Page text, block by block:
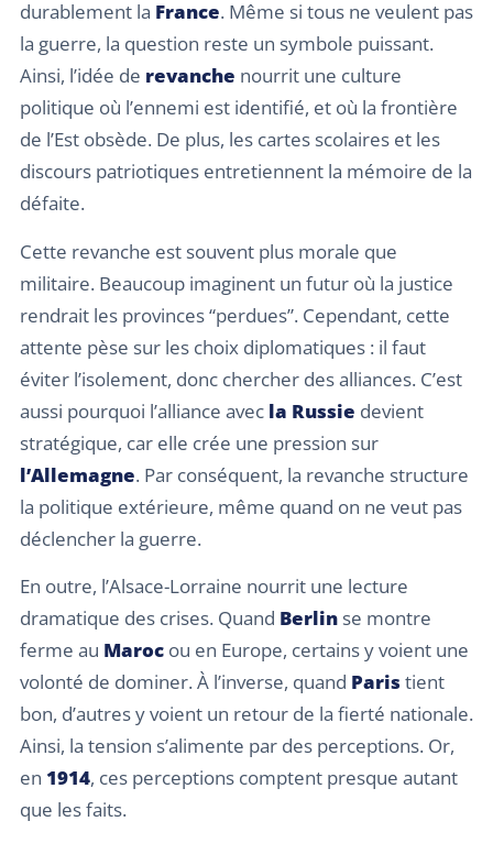
durablement la France. Même si tous ne veulent pas
la guerre, la question reste un symbole puissant.
Ainsi, l’idée de revanche nourrit une culture
politique où l’ennemi est identifié, et où la frontière
de l’Est obsède. De plus, les cartes scolaires et les
discours patriotiques entretiennent la mémoire de la
défaite.
Cette revanche est souvent plus morale que
militaire. Beaucoup imaginent un futur où la justice
rendrait les provinces “perdues”. Cependant, cette
attente pèse sur les choix diplomatiques : il faut
éviter l’isolement, donc chercher des alliances. C’est
aussi pourquoi l’alliance avec la Russie devient
stratégique, car elle crée une pression sur
l’Allemagne. Par conséquent, la revanche structure
la politique extérieure, même quand on ne veut pas
déclencher la guerre.
En outre, l’Alsace-Lorraine nourrit une lecture
dramatique des crises. Quand Berlin se montre
ferme au Maroc ou en Europe, certains y voient une
volonté de dominer. À l’inverse, quand Paris tient
bon, d’autres y voient un retour de la fierté nationale.
Ainsi, la tension s’alimente par des perceptions. Or,
en 1914, ces perceptions comptent presque autant
que les faits.